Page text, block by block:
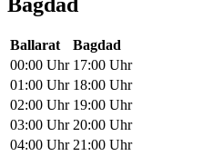
Ballarat
Bagdad
00:00 Uhr 17:00 Uhr
01:00 Uhr 18:00 Uhr
02:00 Uhr 19:00 Uhr
03:00 Uhr 20:00 Uhr
04:00 Uhr 21:00 Uhr